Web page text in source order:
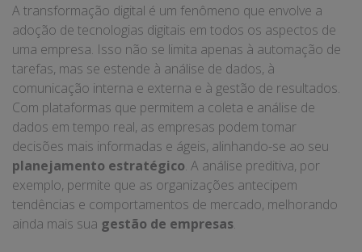
A transformação digital é um fenômeno que envolve a
adoção de tecnologias digitais em todos os aspectos de
uma empresa. Isso não se limita apenas à automação de
tarefas, mas se estende à análise de dados, à
comunicação interna e externa e à gestão de resultados.
Com plataformas que permitem a coleta e análise de
dados em tempo real, as empresas podem tomar
decisões mais informadas e ágeis, alinhando-se ao seu
planejamento estratégico. A análise preditiva, por
exemplo, permite que as organizações antecipem
tendências e comportamentos de mercado, melhorando
ainda mais sua gestão de empresas.